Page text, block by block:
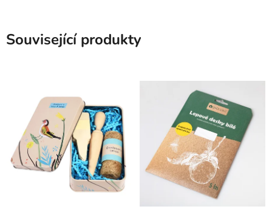
Související produkty